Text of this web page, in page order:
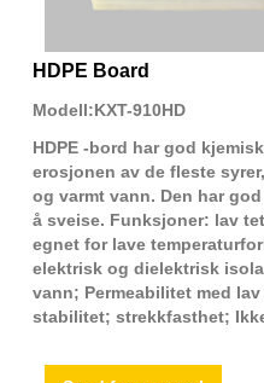
HDPE Board
Modell:KXT-910HD
HDPE -bord har god
erosjonen av de fleste
og varmt vann. Den har
å sveise. Funksjoner: lav
egnet for lave
elektrisk og dielektrisk
vann; Permeabilitet med
stabilitet; strekkfasthet;